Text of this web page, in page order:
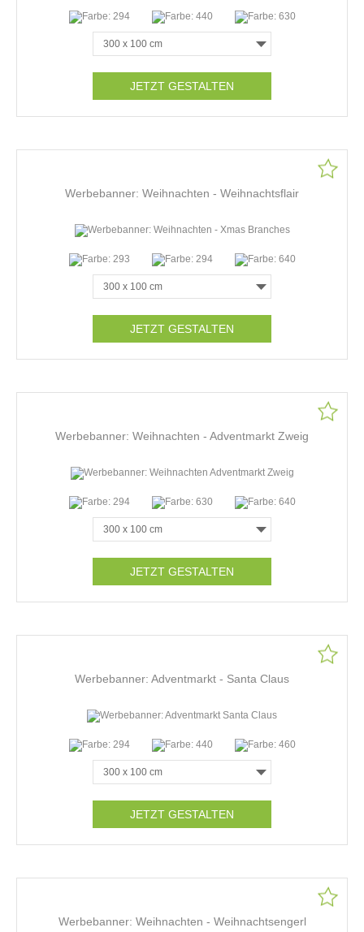
JETZT GESTALTEN
Werbebanner: Weihnachten - Weihnachtsflair
JETZT GESTALTEN
Werbebanner: Weihnachten - Adventmarkt Zweig
JETZT GESTALTEN
Werbebanner: Adventmarkt - Santa Claus
JETZT GESTALTEN
Werbebanner: Weihnachten - Weihnachtsengerl